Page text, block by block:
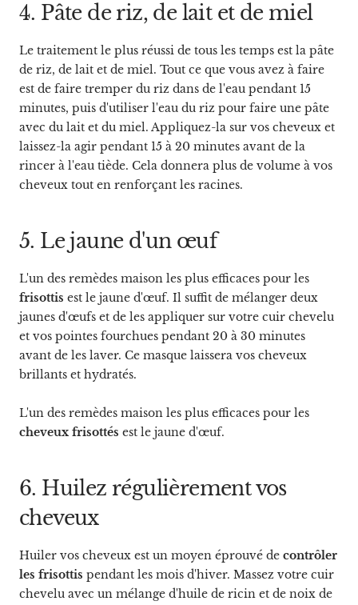
4. Pâte de riz, de lait et de miel
Le traitement le plus réussi de tous les temps est la pâte
de riz, de lait et de miel. Tout ce que vous avez à faire
est de faire tremper du riz dans de l'eau pendant 15
minutes, puis d'utiliser l'eau du riz pour faire une pâte
avec du lait et du miel. Appliquez-la sur vos cheveux et
laissez-la agir pendant 15 à 20 minutes avant de la
rincer à l'eau tiède. Cela donnera plus de volume à vos
cheveux tout en renforçant les racines.
5. Le jaune d'un œuf
L'un des remèdes maison les plus efficaces pour les
frisottis est le jaune d'œuf. Il suffit de mélanger deux
jaunes d'œufs et de les appliquer sur votre cuir chevelu
et vos pointes fourchues pendant 20 à 30 minutes
avant de les laver. Ce masque laissera vos cheveux
brillants et hydratés.
L'un des remèdes maison les plus efficaces pour les
cheveux frisottés est le jaune d'œuf.
6. Huilez régulièrement vos
cheveux
Huiler vos cheveux est un moyen éprouvé de contrôler
les frisottis pendant les mois d'hiver. Massez votre cuir
chevelu avec un mélange d'huile de ricin et de noix de